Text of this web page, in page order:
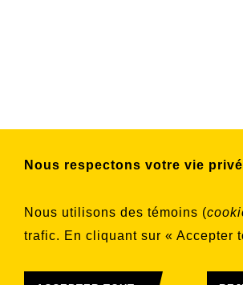
Nous respectons votre vie
Nous utilisons des témoins (
trafic. En cliquant sur « Accepter